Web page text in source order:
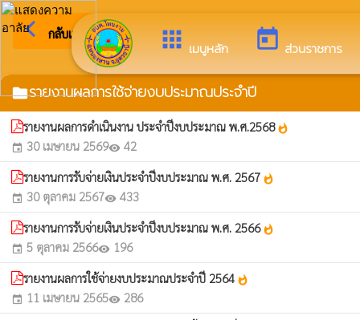
apps เมนูหลัก today ส่วนราชการ
arrow_back_ios กลับเมนูหลัก
folderรายงานผลการใช้จ่ายงบประมาณประจำปี
รายงานผลการดำเนินงาน ประจำปีงบประมาณ พ.ศ.2568whatshot
event 30 เมษายน 2569visibility 42
รายงานการรับจ่ายเงินประจำปีงบประมาณ พ.ศ. 2567 whatshot
event 30 ตุลาคม 2567visibility 433
รายงานการรับจ่ายเงินประจำปีงบประมาณ พ.ศ. 2566whatshot
event 5 ตุลาคม 2566visibility 196
รายงานผลการใช้จ่ายงบประมาณประจำปี 2564 whatshot
event 11 เมษายน 2565visibility 286